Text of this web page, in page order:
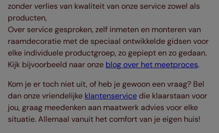
zonder verlies van kwaliteit van onze service zowel als
producten,
Over service gesproken, zelf inmeten en monteren van
raamdecoratie met de speciaal ontwikkelde gidsen voor
elke individuele productgroep, zo gepiept en zo gedaan.
Kijk bijvoorbeeld naar onze blog over het meetproces.
Kom je er toch niet uit, of heb je gewoon een vraag? Bel
dan onze vriendelijke klantenservice die klaarstaan voor
jou, graag meedenken aan maatwerk advies voor elke
situatie. Allemaal vanuit het comfort van je eigen huis!